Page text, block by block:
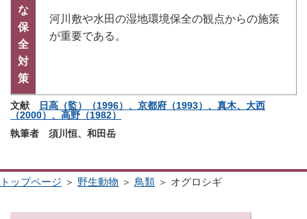
な
保
全
対
策
河川敷や水田の湿地環境保全の観点からの施策
が重要である。
文献
日高（監）（1996）、京都府（1993）、真木、大西
（2000）、高野（1982）
執筆者 須川恒、和田岳
トップページ ＞ 野生動物 ＞ 鳥類 ＞ オグロシギ